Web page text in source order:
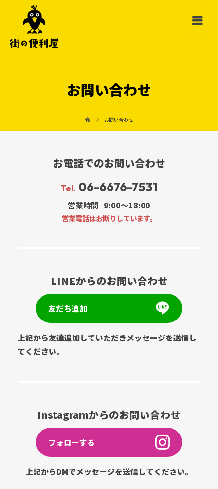
お問い合わせ
お問い合わせ
お電話でのお問い合わせ
Tel. 06-6676-7531
営業時間 9:00～18:00
営業電話はお断りしています。
LINEからのお問い合わせ
友だち追加
上記から友達追加していただきメッセージを送信し
てください。
Instagramからのお問い合わせ
フォローする
上記からDMでメッセージを送信してください。